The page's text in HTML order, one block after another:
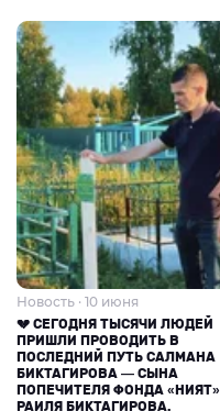
Новость · 10 июня
💔 СЕГОДНЯ ТЫСЯЧИ ЛЮДЕЙ
ПРИШЛИ ПРОВОДИТЬ В
ПОСЛЕДНИЙ ПУТЬ САЛМАНА
БИКТАГИРОВА — СЫНА
ПОПЕЧИТЕЛЯ ФОНДА «НИЯТ»
РАИЛЯ БИКТАГИРОВА.